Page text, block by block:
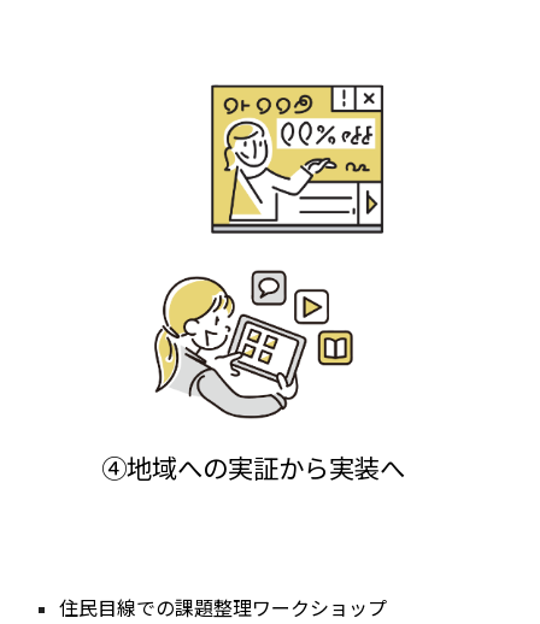
④地域への実証から実装へ
住民目線での課題整理ワークショップ